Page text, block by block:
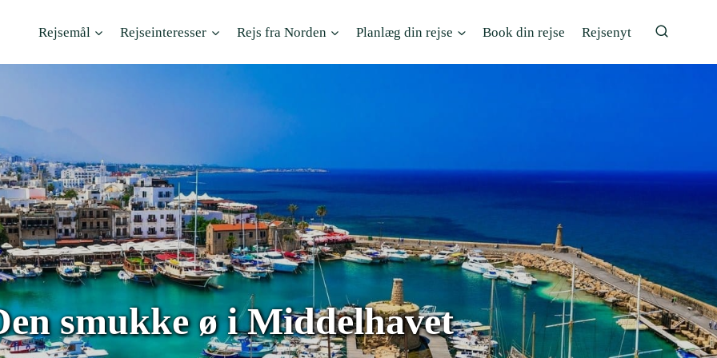
Rejsemål Rejseinteresser Rejs fra Norden Planlæg din rejse Book din rejse Rejsenyt
smukke ø i Middelhavet